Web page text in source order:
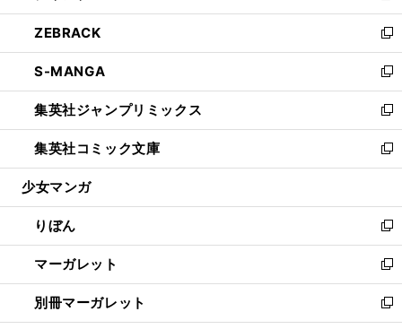
開
く
ウ
で
開
く
ン
ド
ウ
で
開
く
ウ
ィ
ン
ド
ウ
で
開
く
し
い
ウ
ィ
ン
ド
ウ
で
開
ZEBRACK
新
し
い
ウ
ィ
ン
ド
ウ
開
く
S-MANGA
新
し
い
ウ
ィ
ン
ウ
で
開
く
集英社ジャンプリミックス
新
し
い
ウ
ン
ド
ウ
で
開
く
集英社コミック文庫
新
し
ウ
ィ
ン
ド
ウ
で
開
少女マンガ
りぼん
新
し
い
ウ
ィ
ン
マーガレット
新
し
い
ウ
別冊マーガレット
新
し